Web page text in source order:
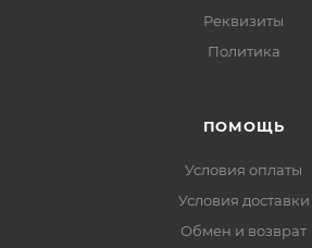
Реквизиты
Политика
ПОМОЩЬ
Условия оплаты
Условия доставки
Обмен и возврат